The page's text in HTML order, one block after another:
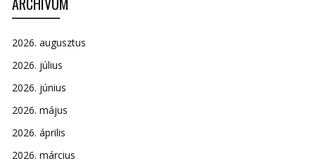
2026. augusztus
2026. július
2026. június
2026. május
2026. április
2026. március